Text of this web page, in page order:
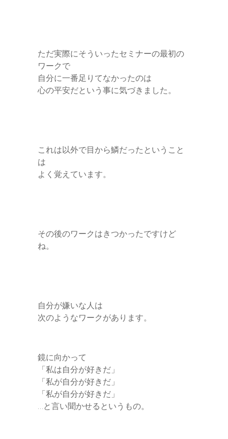
ただ実際にそういったセミナーの最初の
ワークで
自分に一番足りてなかったのは
心の平安だという事に気づきました。
これは以外で目から鱗だったということ
は
よく覚えています。
その後のワークはきつかったですけど
ね。
自分が嫌いな人は
次のようなワークがあります。
鏡に向かって
「私は自分が好きだ」
「私が自分が好きだ」
「私が自分が好きだ」
…と言い聞かせるというもの。